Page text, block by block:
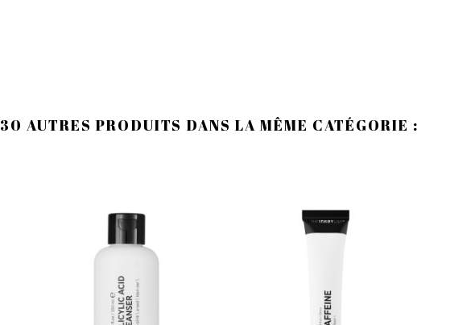
30 AUTRES PRODUITS DANS LA MÊME CATÉGORIE :